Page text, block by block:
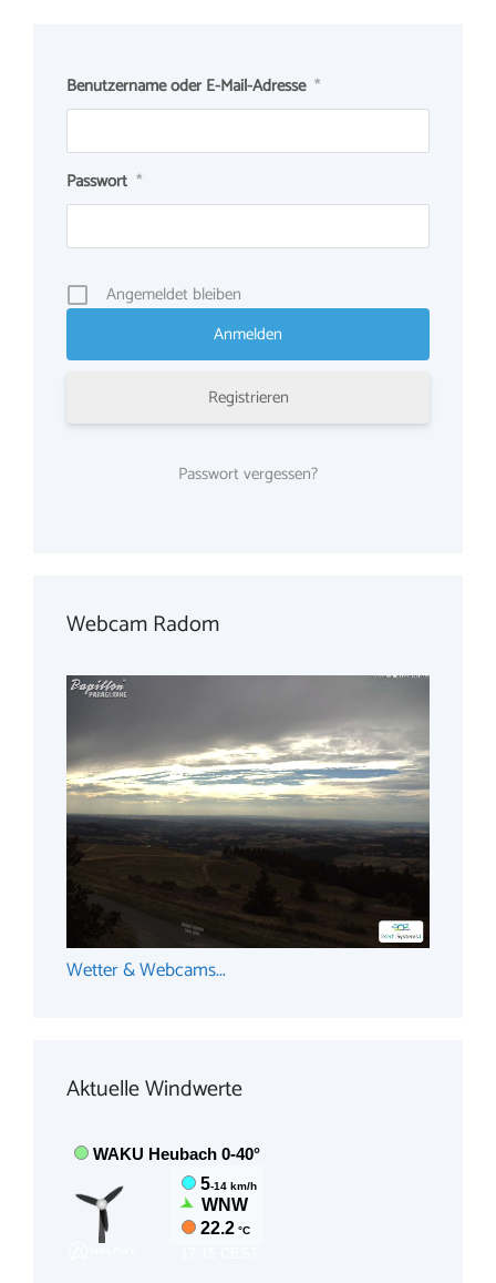
Benutzername oder E-Mail-Adresse *
Passwort *
Angemeldet bleiben
Registrieren
Passwort vergessen?
Webcam Radom
Wetter & Webcams...
Aktuelle Windwerte